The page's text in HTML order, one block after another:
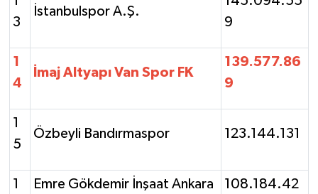
3
İstanbulspor A.Ş.
9
1
4
İmaj Altyapı Van Spor FK
139.577.86
9
1
5
Özbeyli Bandırmaspor 123.144.131
1
Emre Gökdemir İnşaat Ankara
108.184.42